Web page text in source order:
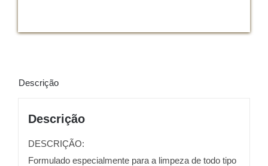
Descrição
Descrição
DESCRIÇÃO:
Formulado especialmente para a limpeza de todo tipo